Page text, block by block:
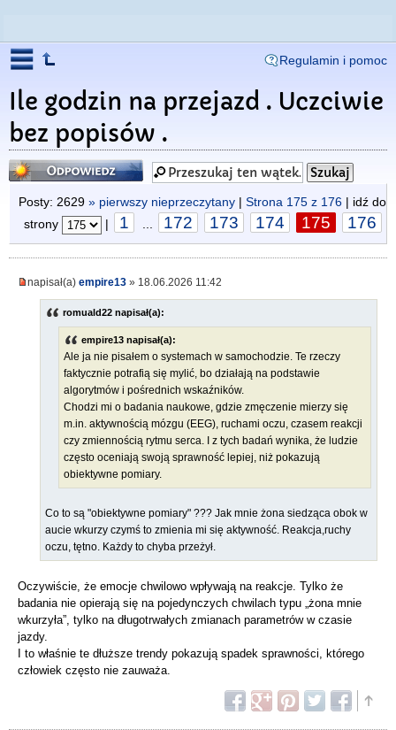
Regulamin i pomoc
Ile godzin na przejazd . Uczciwie
bez popisów .
Odpowiedz
Posty: 2629 » pierwszy nieprzeczytany | Strona 175 z 176 | idź do
strony
| 1 172 173 174 175 176
napisał(a) empire13 » 18.06.2026 11:42
romuald22 napisał(a):
empire13 napisał(a):
Ale ja nie pisałem o systemach w samochodzie. Te rzeczy
faktycznie potrafią się mylić, bo działają na podstawie
algorytmów i pośrednich wskaźników.
Chodzi mi o badania naukowe, gdzie zmęczenie mierzy się
m.in. aktywnością mózgu (EEG), ruchami oczu, czasem reakcji
czy zmiennością rytmu serca. I z tych badań wynika, że ludzie
często oceniają swoją sprawność lepiej, niż pokazują
obiektywne pomiary.
Co to są "obiektywne pomiary" ??? Jak mnie żona siedząca obok w
aucie wkurzy czymś to zmienia mi się aktywność. Reakcja,ruchy
oczu, tętno. Każdy to chyba przeżył.
Oczywiście, że emocje chwilowo wpływają na reakcje. Tylko że
badania nie opierają się na pojedynczych chwilach typu „żona mnie
wkurzyła”, tylko na długotrwałych zmianach parametrów w czasie
jazdy.
I to właśnie te dłuższe trendy pokazują spadek sprawności, którego
człowiek często nie zauważa.